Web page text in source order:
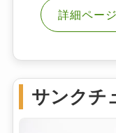
詳細ページ
サンクチ